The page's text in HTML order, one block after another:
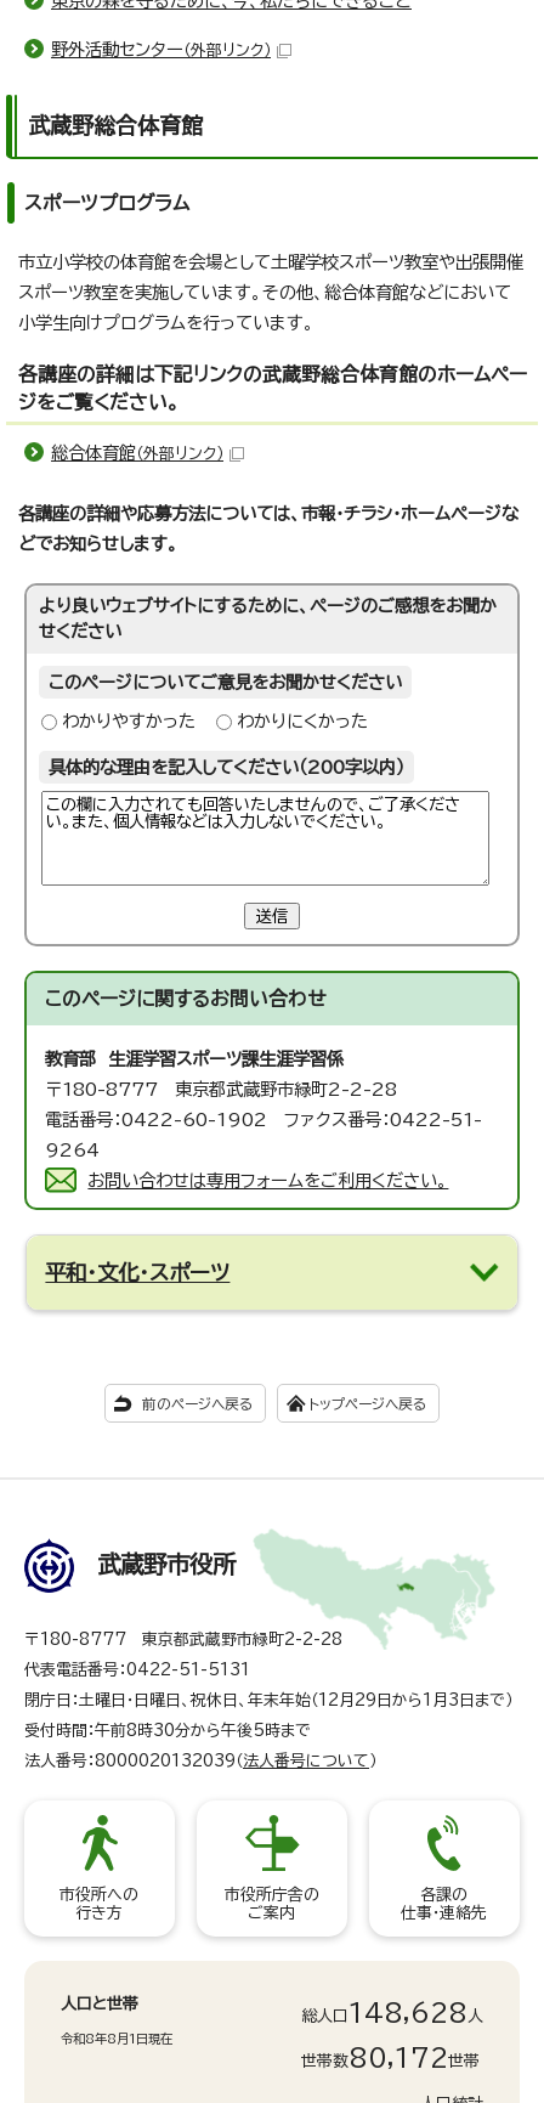
野外活動センター （外部リンク）
武蔵野総合体育館
スポーツプログラム
市立小学校の体育館を会場として土曜学校スポーツ教室や出張開催
スポーツ教室を実施しています。その他、総合体育館などにおいて
小学生向けプログラムを行っています。
各講座の詳細は下記リンクの武蔵野総合体育館のホームペー
ジをご覧ください。
総合体育館（外部リンク）
各講座の詳細や応募方法については、市報・チラシ・ホームページな
どでお知らせします。
より良いウェブサイトにするために、ページのご感想をお聞か
せください
このページについてご意見をお聞かせください
わかりやすかった わかりにくかった
具体的な理由を記入してください（200字以内）
送信
このページに関するお問い合わせ
教育部 生涯学習スポーツ課生涯学習係
〒180-8777 東京都武蔵野市緑町2-2-28
電話番号：0422-60-1902 ファクス番号：0422-51-
9264
お問い合わせは専用フォームをご利用ください。
平和・文化・スポーツ
前のページへ戻る トップページへ戻る
武蔵野市役所
〒180-8777 東京都武蔵野市緑町2-2-28
代表電話番号：0422-51-5131
閉庁日：土曜日・日曜日、祝休日、年末年始（12月29日から1月3日まで）
受付時間：午前8時30分から午後5時まで
法人番号：8000020132039（ 法人番号について ）
市役所への
行き方
市役所庁舎の
ご案内
各課の
仕事・連絡先
人口と世帯
令和8年8月1日現在
総人口 148,628 人
世帯数80,172世帯